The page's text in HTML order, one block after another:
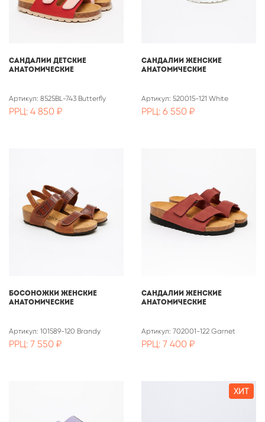
Сандалии детские
анатомические
Артикул: 8525BL-743 Butterfly
РРЦ: 4 850 ₽
Сандалии женские
анатомические
Артикул: 520015-121 White
РРЦ: 6 550 ₽
Босоножки женские
анатомические
Артикул: 101589-120 Brandy
РРЦ: 7 550 ₽
Сандалии женские
анатомические
Артикул: 702001-122 Garnet
РРЦ: 7 400 ₽
ХИТ